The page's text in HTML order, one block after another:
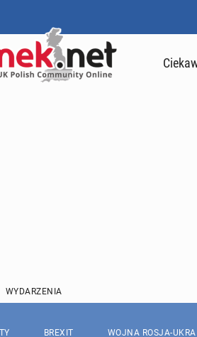
WYDARZENIA
BREXIT WOJNA ROSJA-